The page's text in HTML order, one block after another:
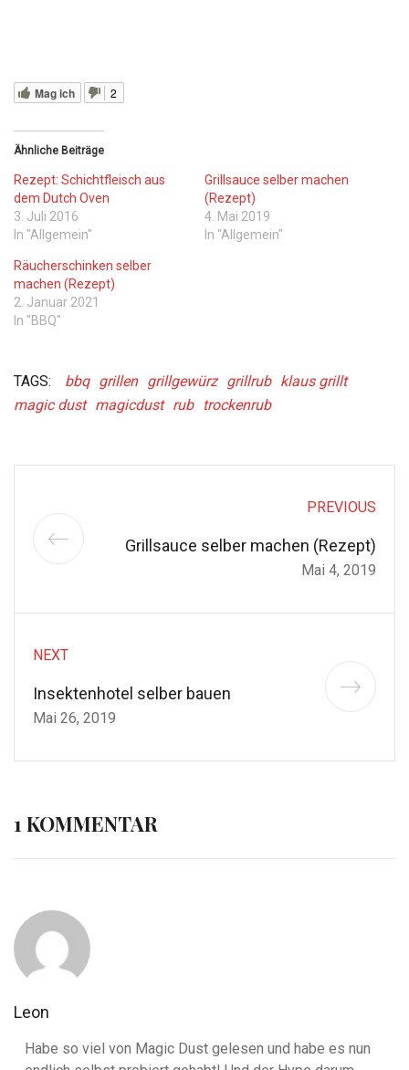
Mag ich 2
Ähnliche Beiträge
Rezept: Schichtfleisch aus
dem Dutch Oven
3. Juli 2016
In "Allgemein"
Grillsauce selber machen
(Rezept)
4. Mai 2019
In "Allgemein"
Räucherschinken selber
machen (Rezept)
2. Januar 2021
In "BBQ"
TAGS: bbq grillen grillgewürz grillrub klaus grillt
magic dust magicdust rub trockenrub
NEXT
Insektenhotel selber bauen
Mai 26, 2019
PREVIOUS
Grillsauce selber machen (Rezept)
Mai 4, 2019
1 KOMMENTAR
Leon
Habe so viel von Magic Dust gelesen und habe es nun